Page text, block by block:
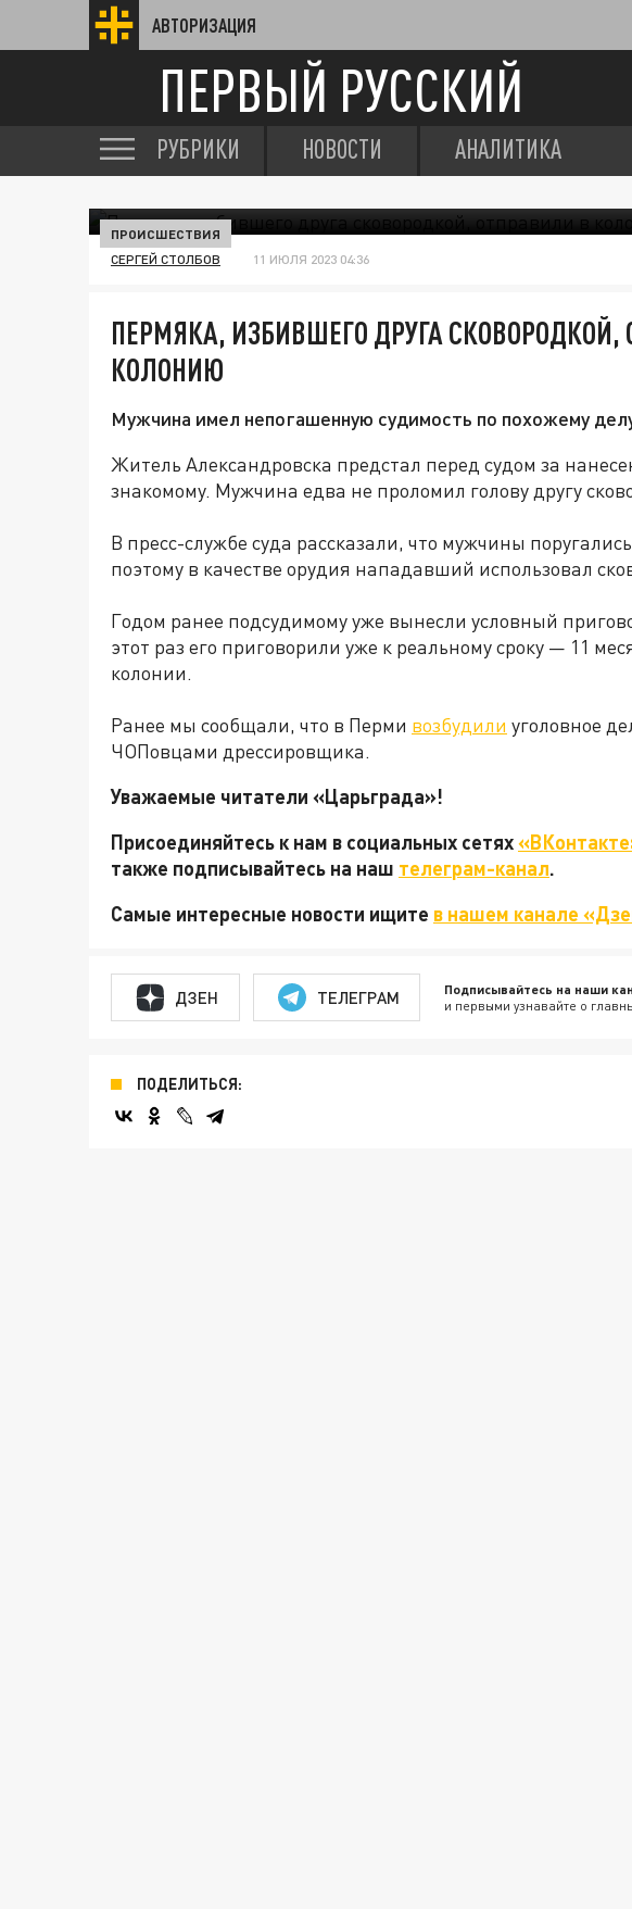
АВТОРИЗАЦИЯ
ПЕРВЫЙ РУССКИЙ
РУБРИКИ НОВОСТИ АНАЛИТИКА
ПРОИСШЕСТВИЯ
СЕРГЕЙ СТОЛБОВ 11 ИЮЛЯ 2023 04:36
ПЕРМЯКА, ИЗБИВШЕГО ДРУГА СКОВОРОДКОЙ,
КОЛОНИЮ
Мужчина имел непогашенную судимость по похожему
Житель Александровска предстал перед судом за
знакомому. Мужчина едва не проломил голову другу
В пресс-службе суда рассказали, что мужчины
поэтому в качестве орудия нападавший использовал
Годом ранее подсудимому уже вынесли условный
этот раз его приговорили уже к реальному сроку — 11
колонии.
Ранее мы сообщали, что в Перми возбудили уголовное
ЧОПовцами дрессировщика.
Уважаемые читатели «Царьграда»!
Присоединяйтесь к нам в социальных сетях
также подписывайтесь на наш телеграм-канал.
Самые интересные новости ищите в нашем канале
ДЗЕН ТЕЛЕГРАМ Подписывайтесь на наши
и первыми узнавайте о
ПОДЕЛИТЬСЯ: